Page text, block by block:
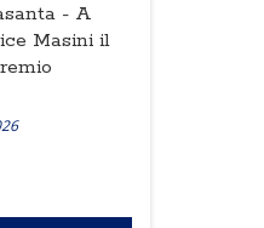
- A
Masini il